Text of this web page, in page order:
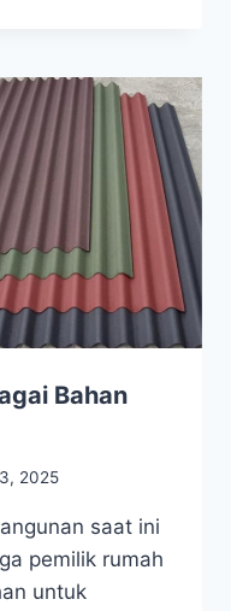
Bahan
2025
saat ini
pemilik rumah
untuk